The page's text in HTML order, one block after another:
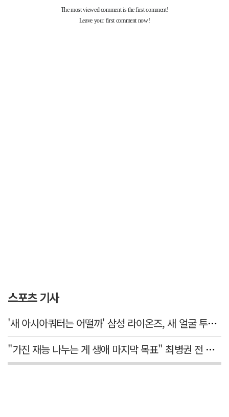
스포츠 기사
'새 아시아쿼터는 어떨까' 삼성 라이온즈, 새 얼굴 투수 미야모리 영입
"가진 재능 나누는 게 생애 마지막 목표" 최병권 전 대구체고 복싱 감독